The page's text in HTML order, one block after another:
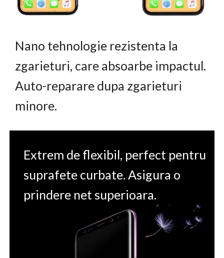
Nano tehnologie rezistenta la
zgarieturi, care absoarbe impactul.
Auto-reparare dupa zgarieturi
minore.
Extrem de flexibil, perfect pentru
suprafete curbate. Asigura o
prindere net superioara.